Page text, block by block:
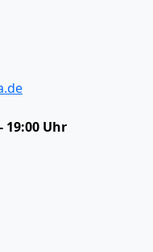
19:00 Uhr